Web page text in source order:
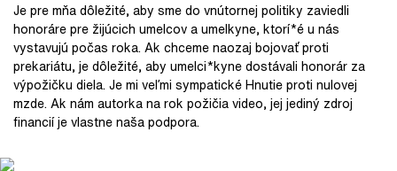
Je pre mňa dôležité, aby sme do vnútornej politiky zaviedli
honoráre pre žijúcich umelcov a umelkyne, ktorí*é u nás
vystavujú počas roka. Ak chceme naozaj bojovať proti
prekariátu, je dôležité, aby umelci*kyne dostávali honorár za
výpožičku diela. Je mi veľmi sympatické Hnutie proti nulovej
mzde. Ak nám autorka na rok požičia video, jej jediný zdroj
financií je vlastne naša podpora.